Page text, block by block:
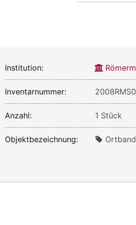
Institution:
Inventarnummer:
Anzahl: 1 Stück
Objektbezeichnung: Ortband